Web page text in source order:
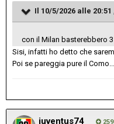
Il 10/5/2026 alle 20:51
con il Milan basterebbero
Sisi, infatti ho detto che
Poi se pareggia pure il Como...
juventus74